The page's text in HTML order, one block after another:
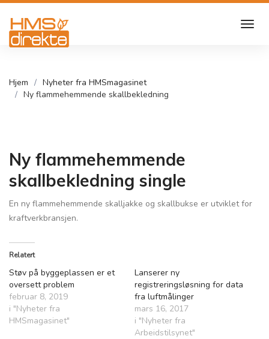
Hjem
Nyheter fra HMSmagasinet
Ny flammehemmende skallbekledning
Ny flammehemmende
skallbekledning single
En ny flammehemmende skalljakke og skallbukse er utviklet for
kraftverkbransjen.
Relatert
Støv på byggeplassen er et
oversett problem
februar 8, 2019
i "Nyheter fra
HMSmagasinet"
Lanserer ny
registreringsløsning for data
fra luftmålinger
mars 16, 2017
i "Nyheter fra
Arbeidstilsynet"